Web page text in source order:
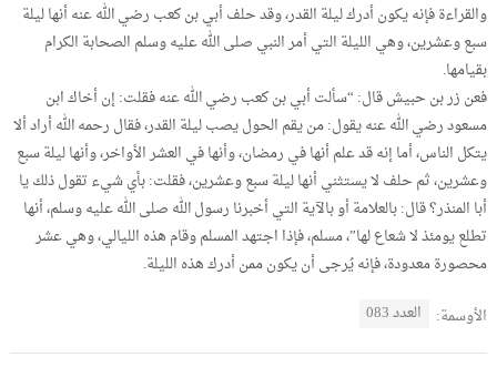
والقراءة فإنه يكون أدرك ليلة القدر، وقد حلف أبي بن كعب رضي الله عنه أنها ليلة
سبع وعشرين، وهي الليلة التي أمر النبي صلى الله عليه وسلم الصحابة الكرام
بقيامها.
فعن زر بن حبيش قال: “سألت أبي بن كعب رضي الله عنه فقلت: إن أخاك ابن
مسعود رضي الله عنه يقول: من يقم الحول يصب ليلة القدر، فقال رحمه الله أراد ألا
يتكل الناس، أما إنه قد علم أنها في رمضان، وأنها في العشر الأواخر، وأنها ليلة سبع
وعشرين، ثم حلف لا يستثني أنها ليلة سبع وعشرين، فقلت: بأي شيء تقول ذلك يا
أبا المنذر؟ قال: بالعلامة أو بالآية التي أخبرنا رسول الله صلى الله عليه وسلم، أنها
تطلع يومئذ لا شعاع لها”، مسلم، فإذا اجتهد المسلم وقام هذه الليالي، وهي عشر
محصورة معدودة، فإنه يُرجى أن يكون ممن أدرك هذه الليلة.
الأوسمة: العدد 083